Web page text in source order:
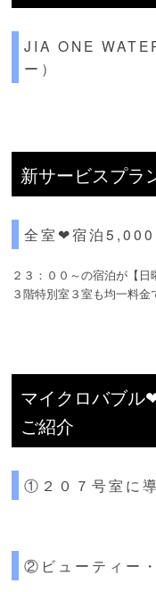
JIA ONE
ー）
新サービスプラ
全室❤宿泊
２３：００～の宿泊が【
３階特別室３室も均一料
マイクロバブル
ご紹介
①２０７号室に
②ビューティー